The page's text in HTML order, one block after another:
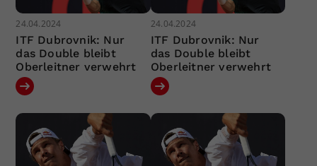
24.04.2024
ITF Dubrovnik: Nur
das Double bleibt
Oberleitner verwehrt
24.04.2024
ITF Dubrovnik: Nur
das Double bleibt
Oberleitner verwehrt